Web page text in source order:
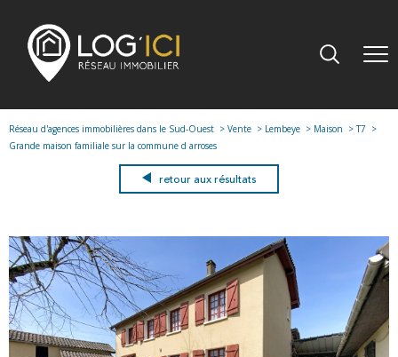
Réseau d'agences immobilières dans le Sud-Ouest Vente Lembeye Maison
T7
Grande maison familiale sur la commune d arroses
retour aux résultats